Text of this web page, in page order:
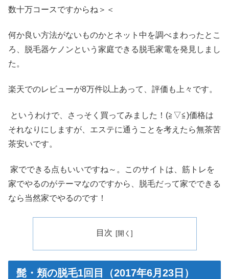
数十万コースですからね＞＜
何か良い方法がないものかとネット中を調べまわったとこ
ろ、脱毛器ケノンという家庭できる脱毛家電を発見しまし
た。
楽天でのレビューが8万件以上あって、評価も上々です。
というわけで、さっそく買ってみました！(≧▽≦)価格は
それなりにしますが、エステに通うことを考えたら無茶苦
茶安いです。
家でできる点もいいですね～。このサイトは、筋トレを
家でやるのがテーマなのですから、脱毛だって家でできる
なら当然家でやるのです！
目次
髭・頬の脱毛1回目（2017年6月23日）